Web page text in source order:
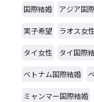
国際結婚 アジア国
実子希望 ラオス女性
タイ女性 タイ国際
ベトナム国際結婚
ミャンマー国際結婚